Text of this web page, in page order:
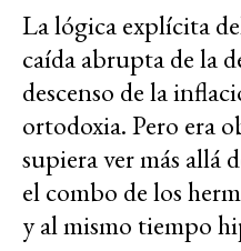
La lógica explícita
caída abrupta de la
descenso de la
ortodoxia. Pero era
supiera ver más allá
el combo de los
y al mismo tiempo